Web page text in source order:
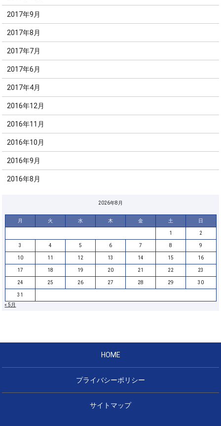
2017年9月
2017年8月
2017年7月
2017年6月
2017年4月
2016年12月
2016年11月
2016年10月
2016年9月
2016年8月
2026年8月
月 火 水 木 金 土 日
1 2
3 4 5 6 7 8 9
10 11 12 13 14 15 16
17 18 19 20 21 22 23
24 25 26 27 28 29 30
31
« 5月
HOME
プライバシーポリシー
サイトマップ